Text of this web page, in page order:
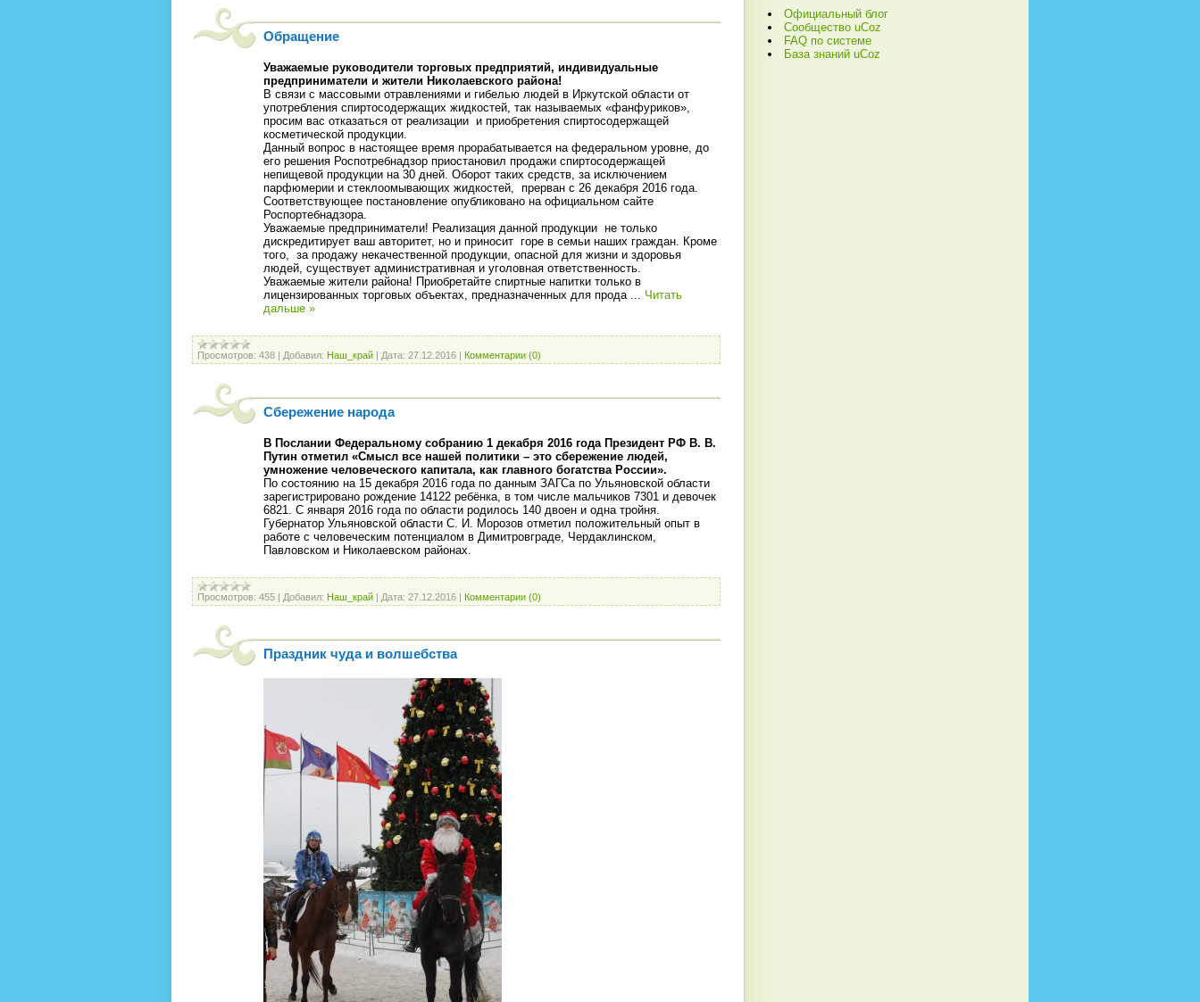
Обращение
Уважаемые руководители торговых предприятий, индивидуальные
предприниматели и жители Николаевского района!
В связи с массовыми отравлениями и гибелью людей в Иркутской области от
употребления спиртосодержащих жидкостей, так называемых «фанфуриков»,
просим вас отказаться от реализации и приобретения спиртосодержащей
косметической продукции.
Данный вопрос в настоящее время прорабатывается на федеральном уровне, до
его решения Роспотребнадзор приостановил продажи спиртосодержащей
непищевой продукции на 30 дней. Оборот таких средств, за исключением
парфюмерии и стеклоомывающих жидкостей, прерван с 26 декабря 2016 года.
Соответствующее постановление опубликовано на официальном сайте
Роспортебнадзора.
Уважаемые предприниматели! Реализация данной продукции не только
дискредитирует ваш авторитет, но и приносит горе в семьи наших граждан. Кроме
того, за продажу некачественной продукции, опасной для жизни и здоровья
людей, существует административная и уголовная ответственность.
Уважаемые жители района! Приобретайте спиртные напитки только в
лицензированных торговых объектах, предназначенных для прода
Читать
дальше »
Просмотров: 438 | Добавил: Наш_край | Дата: 27.12.2016 | Комментарии (0)
Сбережение народа
В Послании Федеральному собранию 1 декабря 2016 года Президент РФ В. В.
Путин отметил «Смысл все нашей политики – это сбережение людей,
умножение человеческого капитала, как главного богатства России».
По состоянию на 15 декабря 2016 года по данным ЗАГСа по Ульяновской области
зарегистрировано рождение 14122 ребёнка, в том числе мальчиков 7301 и девочек
6821. С января 2016 года по области родилось 140 двоен и одна тройня.
Губернатор Ульяновской области С. И. Морозов отметил положительный опыт в
работе с человеческим потенциалом в Димитровграде, Чердаклинском,
Павловском и Николаевском районах.
Просмотров: 455 | Добавил: Наш_край | Дата: 27.12.2016 | Комментарии (0)
Праздник чуда и волшебства
Официальный блог
Сообщество uCoz
FAQ по системе
База знаний uCoz